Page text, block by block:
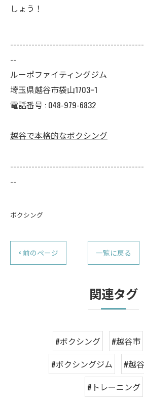
しょう！
--
ルーポファイティングジム
埼玉県越谷市袋山1703ｰ1
電話番号 : 048-979-6832
越谷で本格的なボクシング
--
ボクシング
< 前のページ 一覧に戻る
関連タグ
#ボクシング #越谷市
#ボクシングジム
#越谷
#トレーニング